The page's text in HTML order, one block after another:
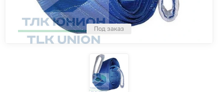
Под заказ